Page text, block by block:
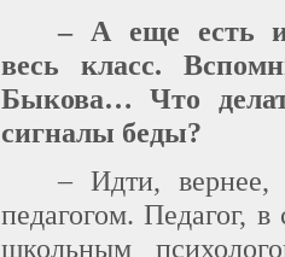
– А еще есть
весь класс.
Быкова… Что
сигналы беды?
– Идти,
педагогом. Педагог,
школьным